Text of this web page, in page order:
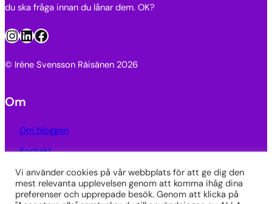
du ska fråga innan du lånar dem. OK?
InstagramLinkedIn Facebook
© Iréne Svensson Räisänen 2026
Om
Om bloggen
Kontakt
Integritetspolicy
Länkar
Vi använder cookies på vår webbplats för att ge dig den
mest relevanta upplevelsen genom att komma ihåg dina
preferenser och upprepade besök. Genom att klicka på